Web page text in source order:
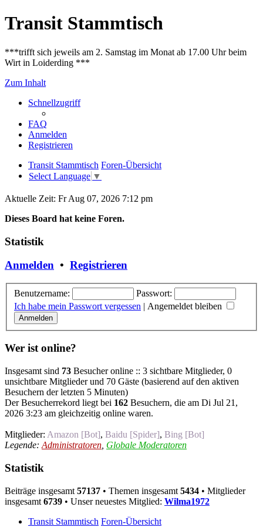
Transit Stammtisch
***trifft sich jeweils am 2. Samstag im Monat ab 17.00 Uhr beim
Wirt in Loiderding ***
Zum Inhalt
Schnellzugriff
FAQ
Anmelden
Registrieren
Transit Stammtisch Foren-Übersicht
Select Language ▼
Aktuelle Zeit: Fr Aug 07, 2026 7:12 pm
Dieses Board hat keine Foren.
Statistik
Anmelden • Registrieren
Benutzername:
Passwort:
Ich habe mein Passwort vergessen | Angemeldet bleiben
Wer ist online?
Insgesamt sind 73 Besucher online :: 3 sichtbare Mitglieder, 0
unsichtbare Mitglieder und 70 Gäste (basierend auf den aktiven
Besuchern der letzten 5 Minuten)
Der Besucherrekord liegt bei 162 Besuchern, die am Di Jul 21,
2026 3:23 am gleichzeitig online waren.
Mitglieder: Amazon [Bot], Baidu [Spider], Bing [Bot]
Legende: Administratoren Globale Moderatoren
Statistik
Beiträge insgesamt 57137 • Themen insgesamt 5434 • Mitglieder
insgesamt 6739 • Unser neuestes Mitglied: Wilma1972
Transit Stammtisch Foren-Übersicht